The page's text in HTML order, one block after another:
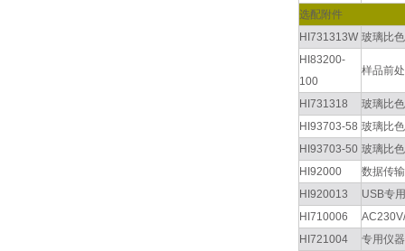
选配附件
HI731313W 玻璃比
HI83200-
100
样品前
HI731318
玻璃比
HI93703-58 玻璃比
HI93703-50 玻璃比
HI92000
数据传
HI920013
USB专
HI710006
HI721004
专用仪